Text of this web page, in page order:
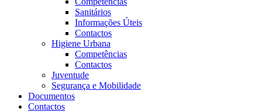
Sanitários
Informações Úteis
Contactos
Higiene Urbana
Competências
Contactos
Juventude
Segurança e Mobilidade
Documentos
Contactos